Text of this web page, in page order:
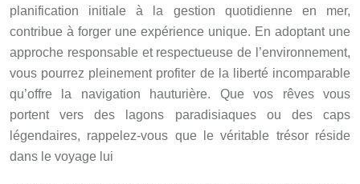
planification initiale à la gestion quotidienne en mer,
contribue à forger une expérience unique. En adoptant une
approche responsable et respectueuse de l’environnement,
vous pourrez pleinement profiter de la liberté incomparable
qu’offre la navigation hauturière. Que vos rêves vous
portent vers des lagons paradisiaques ou des caps
légendaires, rappelez-vous que le véritable trésor réside
dans le voyage lui